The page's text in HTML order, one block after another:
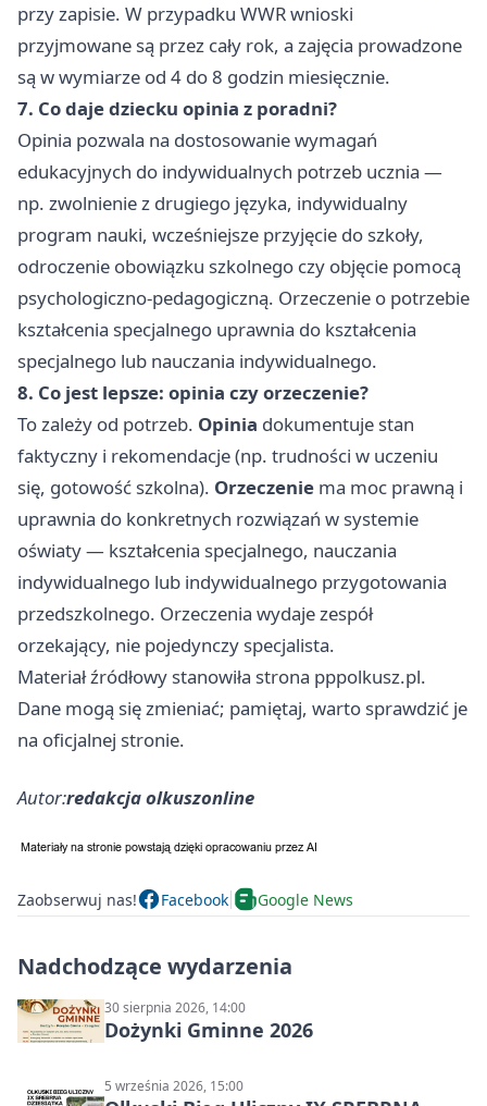
przy zapisie. W przypadku WWR wnioski
przyjmowane są przez cały rok, a zajęcia prowadzone
są w wymiarze od 4 do 8 godzin miesięcznie.
7. Co daje dziecku opinia z poradni?
Opinia pozwala na dostosowanie wymagań
edukacyjnych do indywidualnych potrzeb ucznia —
np. zwolnienie z drugiego języka, indywidualny
program nauki, wcześniejsze przyjęcie do szkoły,
odroczenie obowiązku szkolnego czy objęcie pomocą
psychologiczno-pedagogiczną. Orzeczenie o potrzebie
kształcenia specjalnego uprawnia do kształcenia
specjalnego lub nauczania indywidualnego.
8. Co jest lepsze: opinia czy orzeczenie?
To zależy od potrzeb. Opinia dokumentuje stan
faktyczny i rekomendacje (np. trudności w uczeniu
się, gotowość szkolna). Orzeczenie ma moc prawną i
uprawnia do konkretnych rozwiązań w systemie
oświaty — kształcenia specjalnego, nauczania
indywidualnego lub indywidualnego przygotowania
przedszkolnego. Orzeczenia wydaje zespół
orzekający, nie pojedynczy specjalista.
Materiał źródłowy stanowiła strona pppolkusz.pl.
Dane mogą się zmieniać; pamiętaj, warto sprawdzić je
na oficjalnej stronie.
Autor:redakcja olkuszonline
Zaobserwuj nas! Facebook Google News
Nadchodzące wydarzenia
30 sierpnia 2026, 14:00
Dożynki Gminne 2026
5 września 2026, 15:00